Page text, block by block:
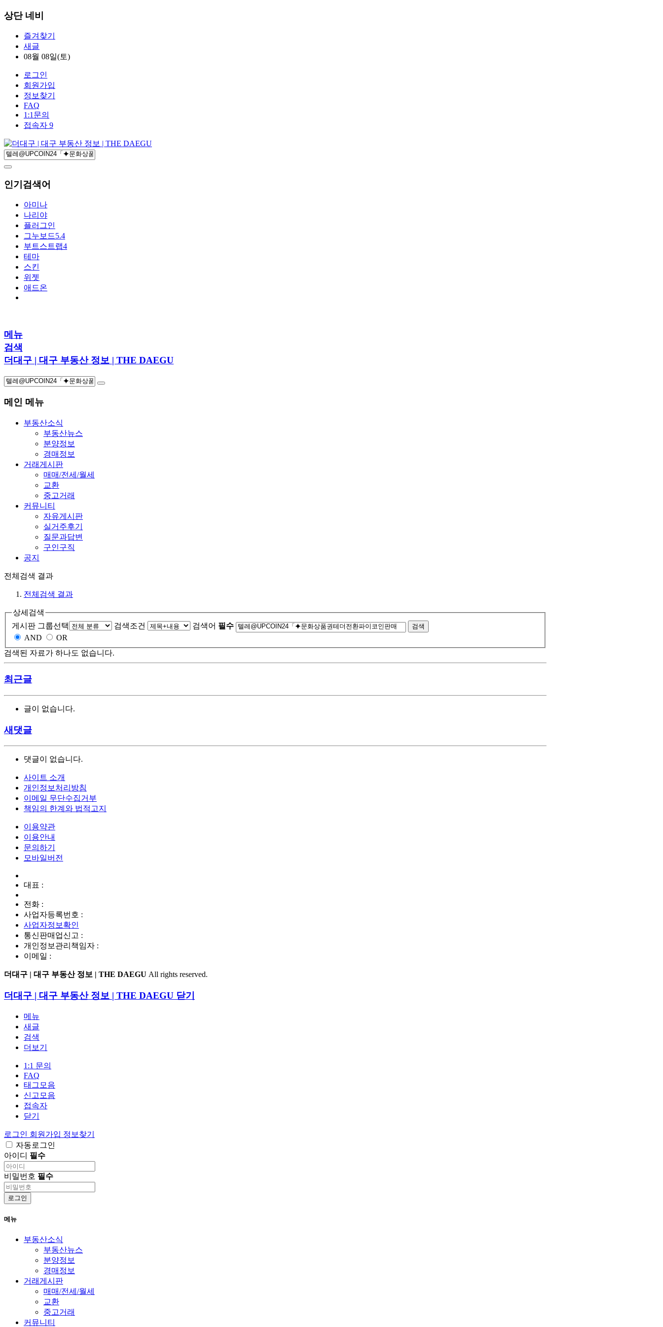
상단 네비
즐겨찾기
새글
08월 08일(토)
로그인
회원가입
정보찾기
FAQ
1:1문의
접속자 9
인기검색어
아미나
나리야
플러그인
그누보드5.4
부트스트랩4
테마
스킨
위젯
애드온
메뉴
검색
더대구 | 대구 부동산 정보 | THE DAEGU
메인 메뉴
부동산소식
부동산뉴스
분양정보
경매정보
거래게시판
매매/전세/월세
교환
중고거래
커뮤니티
자유게시판
실거주후기
질문과답변
구인구직
공지
전체검색 결과
전체검색 결과
상세검색
게시판 그룹선택
검색조건 검색어 필수 검색
AND
OR
검색된 자료가 하나도 없습니다.
최근글
글이 없습니다.
새댓글
댓글이 없습니다.
사이트 소개
개인정보처리방침
이메일 무단수집거부
책임의 한계와 법적고지
이용약관
이용안내
문의하기
모바일버전
대표 :
전화 :
사업자등록번호 :
사업자정보확인
통신판매업신고 :
개인정보관리책임자 :
이메일 :
더대구 | 대구 부동산 정보 | THE DAEGU All rights reserved.
더대구 | 대구 부동산 정보 | THE DAEGU 닫기
메뉴
새글
검색
더보기
1:1 문의
FAQ
태그모음
신고모음
접속자
닫기
로그인 회원가입 정보찾기
자동로그인
아이디 필수
비밀번호 필수
로그인
메뉴
부동산소식
부동산뉴스
분양정보
경매정보
거래게시판
매매/전세/월세
교환
중고거래
커뮤니티